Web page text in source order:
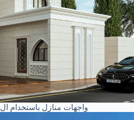
واجهات منازل باستخدام ال GRC